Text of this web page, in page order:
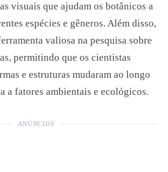
visuais que ajudam os botânicos a
espécies e gêneros. Além disso,
valiosa na pesquisa sobre
permitindo que os cientistas
e estruturas mudaram ao longo
a fatores ambientais e ecológicos.
ANÚNCIOS